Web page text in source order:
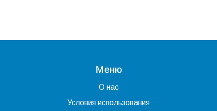
Меню
О нас
Условия использования